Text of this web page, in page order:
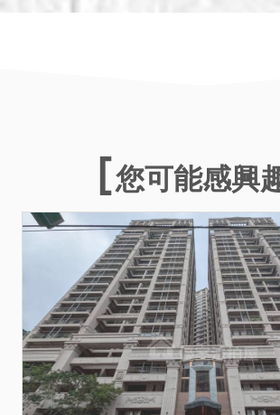
情事。惟實際使
點交。
二、本件2566建
（含4樓、4樓
未辦保存登記之
得標人無法持法
利移轉證書辦理
記。又上開未登
違章建築部分，
政府違章建築拆
北拆認一字第
號違章建築認定
您可能感興